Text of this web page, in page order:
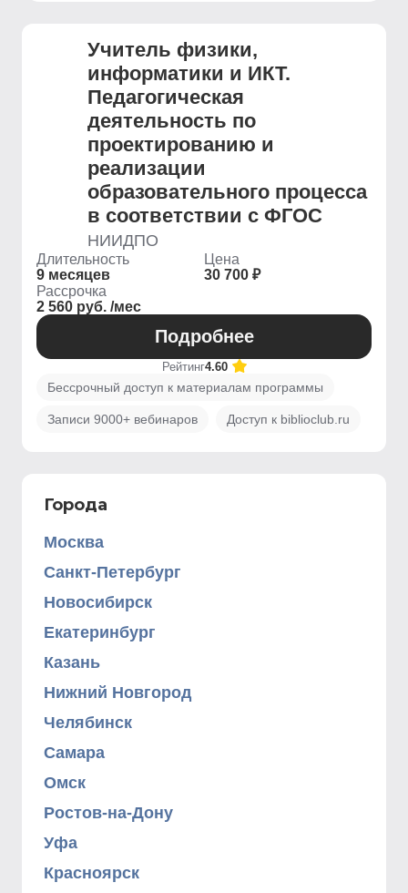
Учитель физики,
информатики и ИКТ.
Педагогическая
деятельность по
проектированию и
реализации
образовательного процесса
в соответствии с ФГОС
НИИДПО
Длительность
9 месяцев
Цена
30 700 ₽
Рассрочка
2 560 руб. /мес
Подробнее
Рейтинг4.60
Бессрочный доступ к материалам программы
Записи 9000+ вебинаров Доступ к biblioclub.ru
Города
Москва
Санкт-Петербург
Новосибирск
Екатеринбург
Казань
Нижний Новгород
Челябинск
Самара
Омск
Ростов-на-Дону
Уфа
Красноярск